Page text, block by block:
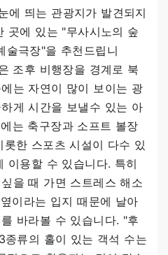
에 띄는 관광지가 발견되지
곳에 있는 "무사시노의 숲
술극장"을 추천드립니
조후 비행장을 경계로 북
는 자연이 많이 보이는 광
게 시간을 보낼수 있는 아
는 축구장과 소프트 볼장
한 스포츠 시설이 다수 있
이용할 수 있습니다. 특히
을 때 가면 스트레스 해소
이라는 입지 때문에 날아
바라볼 수 있습니다. "후
류의 홀이 있는 객석 수는